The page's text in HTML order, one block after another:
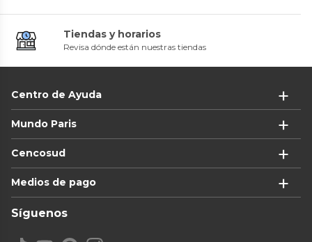
Tiendas y horarios
Revisa dónde están nuestras tiendas
Centro de Ayuda
Mundo Paris
Cencosud
Medios de pago
Síguenos